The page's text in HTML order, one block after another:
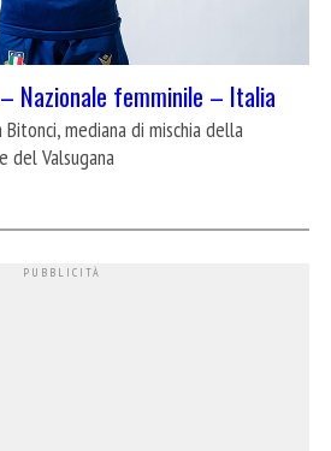
Nazionale femminile – Italia
mediana di mischia della
del Valsugana